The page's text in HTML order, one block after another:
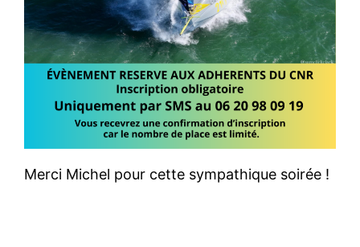
Merci Michel pour cette sympathique soirée !